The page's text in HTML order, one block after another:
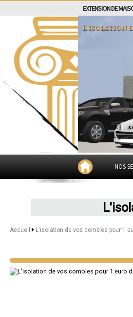
EXTENSION DE
L'isolation
NOS
Accueil L'isolation de vos combles pour 1